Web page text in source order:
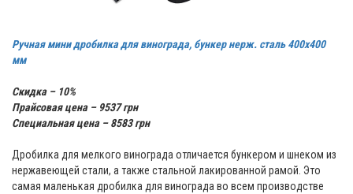
Ручная мини дробилка для винограда, бункер нерж. cталь 400х400
мм
Скидка – 10%
Прайсовая цена – 9537 грн
Специальная цена – 8583 грн
Дробилка для мелкого винограда отличается бункером и шнеком из
нержавеющей стали, а также стальной лакированной рамой. Это
самая маленькая дробилка для винограда во всем производстве